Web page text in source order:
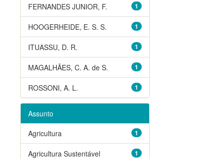
1
FERNANDES JUNIOR, F.
1
HOOGERHEIDE, E. S. S.
1
ITUASSU, D. R.
1
MAGALHÃES, C. A. de S.
1
ROSSONI, A. L.
Assunto
1
Agricultura
1
Agricultura Sustentável